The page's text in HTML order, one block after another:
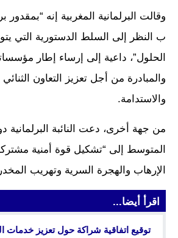
وقالت البرلمانية المغربية إنه “بمقدور
ب النظر إلى السلط الدستورية التي
الحلول”، داعية إلى إرساء إطار
والمبادرة من أجل تعزيز التعاون
والاستدامة.
من جهة أخرى، دعت النائبة البرلمانية
المتوسط إلى “تشكيل قوة أمنية
الإرهاب والهجرة السرية وتهريب
اقرأ أيضا...
توقيع اتفاقية شراكة حول تعزيز خدمات